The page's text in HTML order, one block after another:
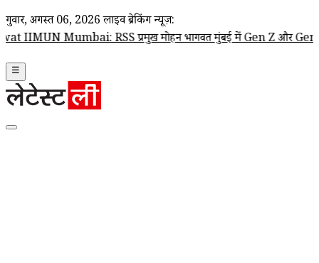
गुरूवार, अगस्त 06, 2026 लाइव ब्रेकिंग न्यूज़:
RSS प्रमुख मोहन भागवत मुंबई में Gen Z और Gen Alpha से
☰